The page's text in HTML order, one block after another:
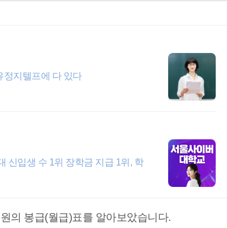
정지텔프에 다 있다
신입생 수 1위 장학금 지급 1위, 학
의 봉급(월급)표를 알아보았습니다.